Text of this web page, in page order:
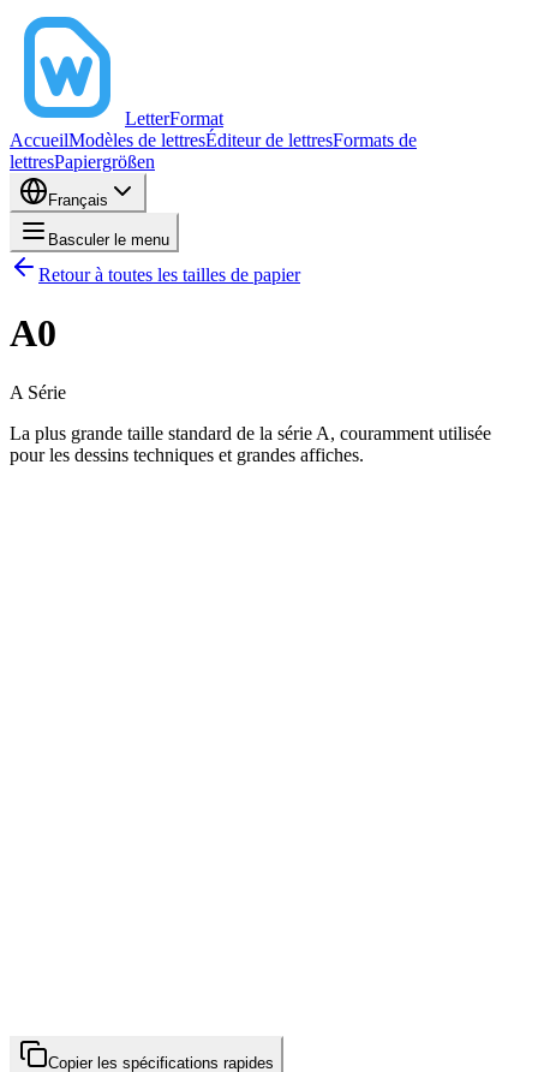
LetterFormat
AccueilModèles de lettresÉditeur de lettresFormats de
lettresPapiergrößen
Français
Basculer le menu
Retour à toutes les tailles de papier
A0
A Série
La plus grande taille standard de la série A, couramment utilisée
pour les dessins techniques et grandes affiches.
Copier les spécifications rapides